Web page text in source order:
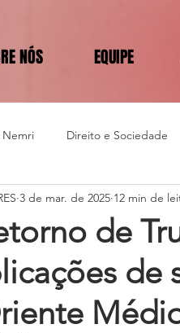
NÓS EQUIPE
Direito e Sociedade
de
de
3 de mar. de 2025 12 min de